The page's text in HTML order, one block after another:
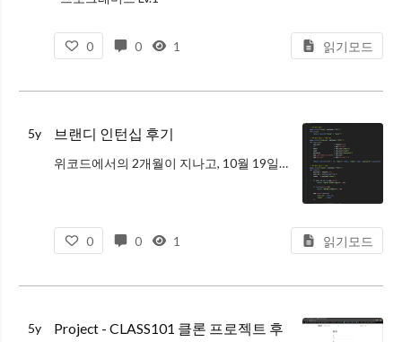
정수 n을 입력받아 n의 약수를 모두 더한 값을 리턴하는 함수, solution을 완성해주세요.
n
12
28
0 0 1 읽기모드
5y 브랜디 인턴십 후기
위코드에서의 2개월이 지나고, 10월 19일부터 11월 12일까지 약 4주 간
브랜디 인턴십 PPT 최종 발표 자료
0 0 1 읽기모드
5y
Project - CLASS101 클론 프로젝트 후